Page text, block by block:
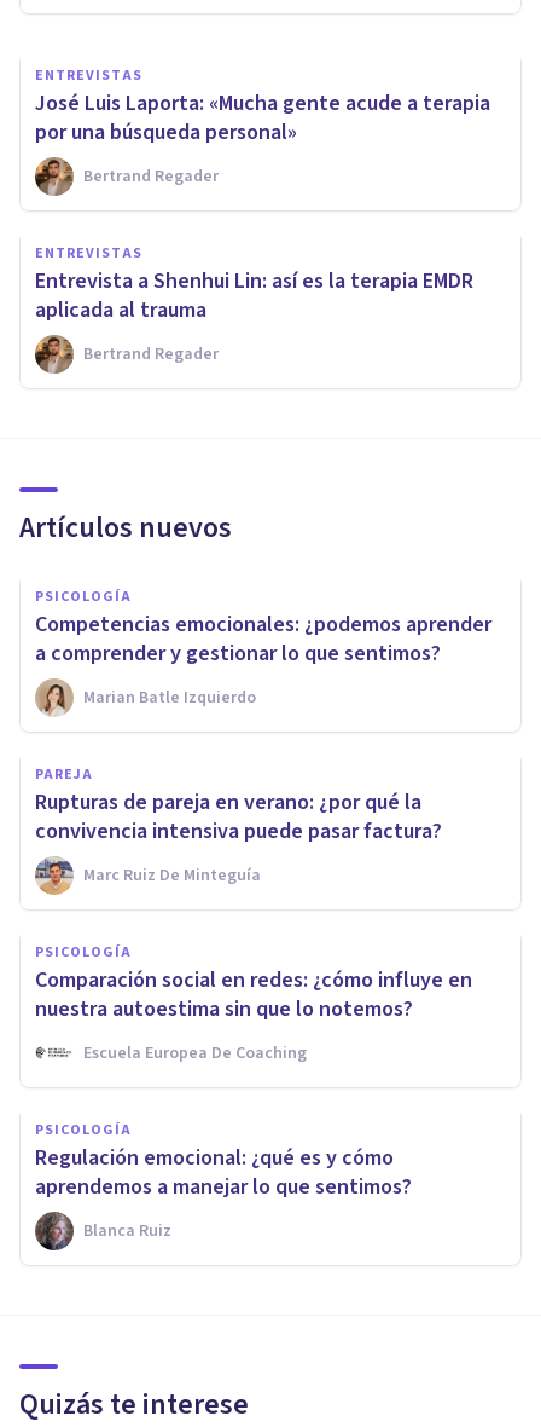
ENTREVISTAS
José Luis Laporta: «Mucha gente acude a terapia
por una búsqueda personal»
Bertrand Regader
ENTREVISTAS
Entrevista a Shenhui Lin: así es la terapia EMDR
aplicada al trauma
Bertrand Regader
Artículos nuevos
PSICOLOGÍA
Competencias emocionales: ¿podemos aprender
a comprender y gestionar lo que sentimos?
Marian Batle Izquierdo
PAREJA
Rupturas de pareja en verano: ¿por qué la
convivencia intensiva puede pasar factura?
Marc Ruiz De Minteguía
PSICOLOGÍA
Comparación social en redes: ¿cómo influye en
nuestra autoestima sin que lo notemos?
Escuela Europea De Coaching
PSICOLOGÍA
Regulación emocional: ¿qué es y cómo
aprendemos a manejar lo que sentimos?
Blanca Ruiz
Quizás te interese